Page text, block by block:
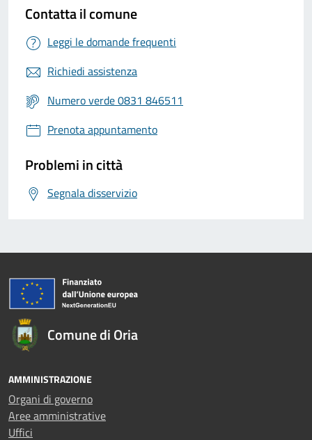
Contatta il comune
Leggi le domande frequenti
Richiedi assistenza
Numero verde 0831 846511
Prenota appuntamento
Problemi in città
Segnala disservizio
Comune di Oria
AMMINISTRAZIONE
Organi di governo
Aree amministrative
Uffici